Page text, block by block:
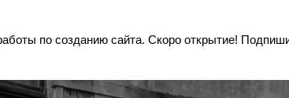
по созданию сайта. Скоро открытие!